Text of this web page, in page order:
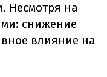
Несмотря на
снижение
влияние на